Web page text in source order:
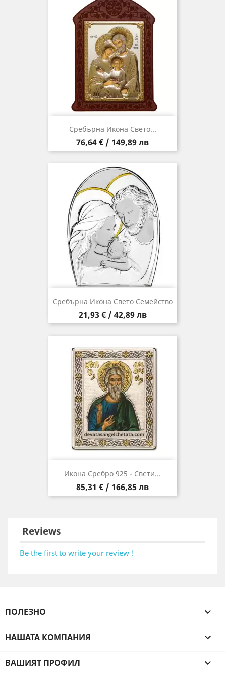
Сребърна Икона Свето...
Цена
76,64 € / 149,89 лв
Сребърна Икона Свето Семейство
Цена
21,93 € / 42,89 лв
Икона Сребро 925 - Свети...
Цена
85,31 € / 166,85 лв
Reviews
Be the first to write your review !
ПОЛЕЗНО 
НАШАТА КОМПАНИЯ 
ВАШИЯТ ПРОФИЛ 